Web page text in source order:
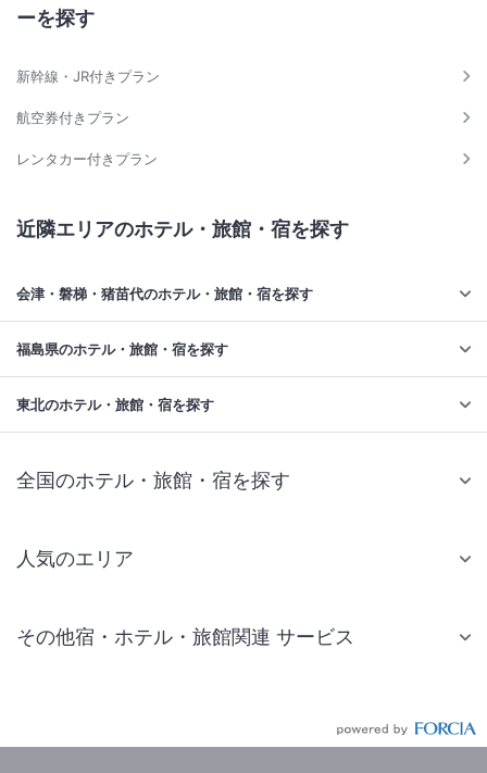
ーを探す
新幹線・JR付きプラン
航空券付きプラン
レンタカー付きプラン
近隣エリアのホテル・旅館・宿を探す
会津・磐梯・猪苗代のホテル・旅館・宿を探す
福島県のホテル・旅館・宿を探す
東北のホテル・旅館・宿を探す
全国のホテル・旅館・宿を探す
人気のエリア
仙台 ホテル
その他宿・ホテル・旅館関連 サービス